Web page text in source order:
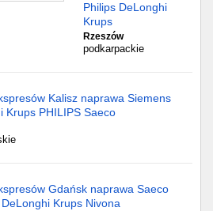
Philips DeLonghi
Krups
Rzeszów
podkarpackie
Kalisz naprawa Siemens
Krups PHILIPS Saeco
Gdańsk naprawa Saeco
Krups Nivona